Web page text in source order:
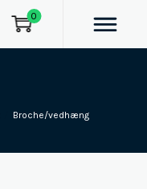
Broche/vedhæng
0